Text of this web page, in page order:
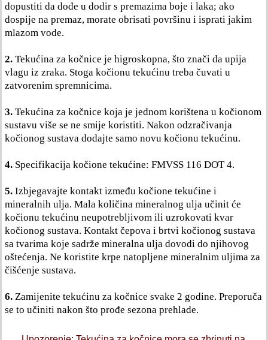
dopustiti da dođe u dodir s premazima boje i laka; ako
dospije na premaz, morate obrisati površinu i isprati jakim
mlazom vode.
2. Tekućina za kočnice je higroskopna, što znači da upija
vlagu iz zraka. Stoga kočionu tekućinu treba čuvati u
zatvorenim spremnicima.
3. Tekućina za kočnice koja je jednom korištena u kočionom
sustavu više se ne smije koristiti. Nakon odzračivanja
kočionog sustava dodajte samo novu kočionu tekućinu.
4. Specifikacija kočione tekućine: FMVSS 116 DOT 4.
5. Izbjegavajte kontakt između kočione tekućine i
mineralnih ulja. Mala količina mineralnog ulja učinit će
kočionu tekućinu neupotrebljivom ili uzrokovati kvar
kočionog sustava. Kontakt čepova i brtvi kočionog sustava
sa tvarima koje sadrže mineralna ulja dovodi do njihovog
oštećenja. Ne koristite krpe natopljene mineralnim uljima za
čišćenje sustava.
6. Zamijenite tekućinu za kočnice svake 2 godine. Preporuča
se to učiniti nakon što prođe sezona prehlade.